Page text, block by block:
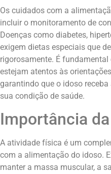
Os cuidados com a
incluir o monitoramento de
Doenças como diabetes,
exigem dietas especiais que
rigorosamente. É
estejam atentos às
garantindo que o idoso
sua condição de saúde.
Importância
A atividade física é um
com a alimentação do idoso.
manter a massa muscular, a